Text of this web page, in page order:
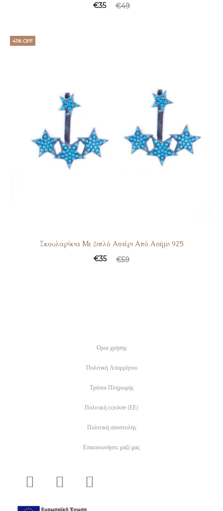
€49
€35
41% OFF
Σκουλαρίκια Με Διπλό Αστέρι Από Ασήμι 925
€59
€35
Οροι χρήσης
Πολιτική Απορρήτου
Τρόποι Πληρωμής
Πολιτική cookie (ΕΕ)
Πολιτική αποστολής
Επικοινωνήστε μαζί μας